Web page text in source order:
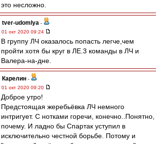
это несложно.
tver-udomlya -
01 окт 2020 09:24
В группу ЛЧ оказалось попасть легче,чем
пройти хотя бы круг в ЛЕ.3 команды в ЛЧ и
Валера-на-дне.
Карелин -
01 окт 2020 09:20
Доброе утро!
Предстоящая жеребьёвка ЛЧ немного
интригует. С нотками горечи, конечно..Понятно,
почему. И ладно бы Спартак уступил в
исключительно честной борьбе. Потому и